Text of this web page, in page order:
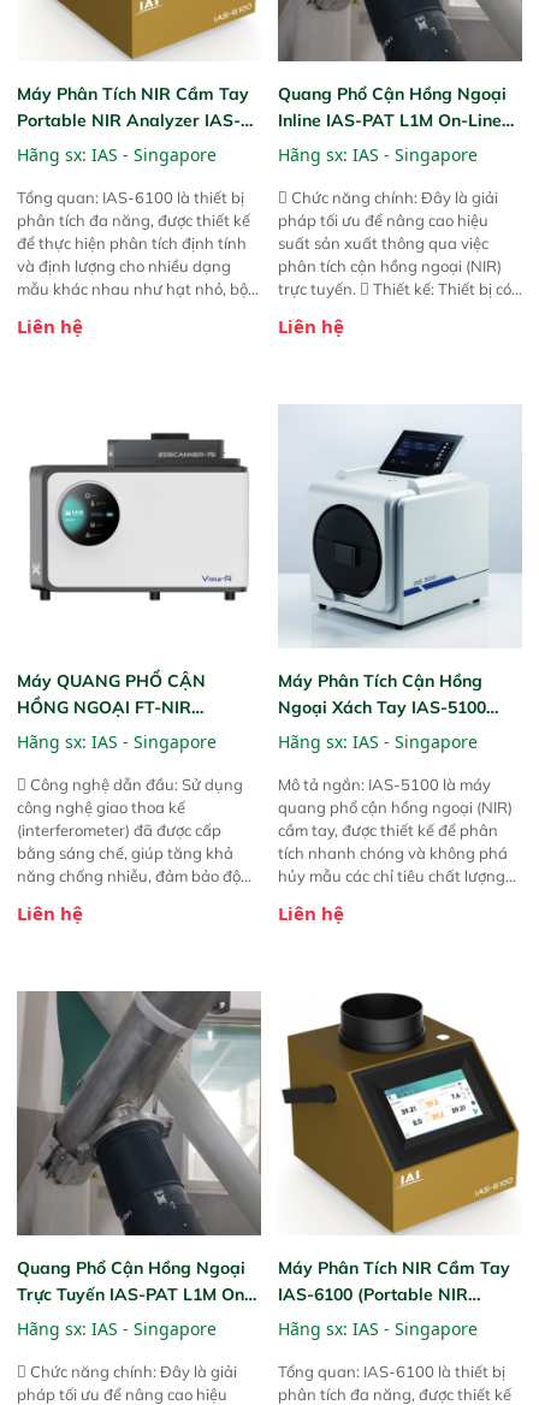
Máy Phân Tích NIR Cầm Tay
Portable NIR Analyzer IAS-
6100
Hãng sx: IAS - Singapore
Tổng quan: IAS-6100 là thiết bị
phân tích đa năng, được thiết kế
để thực hiện phân tích định tính
và định lượng cho nhiều dạng
mẫu khác nhau như hạt nhỏ, bột,
này cho phép bất kỳ ai cũng có
thức ăn chăn nuôi, nguyên liệu
thực phẩm, nông sản,..
Liên hệ
Quang Phổ Cận Hồng Ngoại
Inline IAS-PAT L1M On-Line
NIR
Hãng sx: IAS - Singapore
 Chức năng chính: Đây là giải
pháp tối ưu để nâng cao hiệu
suất sản xuất thông qua việc
phân tích cận hồng ngoại (NIR)
trực tuyến.  Thiết kế: Thiết bị có
hỗ trợ tản nhiệt tăng cường và đã
năng theo dõi thông số theo thời
gian thực và trực quan hóa dữ
liệu để tăng chỉ số ROI cho doanh
Liên hệ
Máy QUANG PHỔ CẬN
HỒNG NGOẠI FT-NIR
Analyzer Vista-R
Hãng sx: IAS - Singapore
 Công nghệ dẫn đầu: Sử dụng
công nghệ giao thoa kế
(interferometer) đã được cấp
bằng sáng chế, giúp tăng khả
năng chống nhiễu, đảm bảo độ
Phạm vi ứng dụng rộng: Đáp ứng
ngành công nghiệp khác nhau. 
Độ nhạy cao: Trang bị đầu dò
InGaAs độ nhạy cao, cung cấp
phản hồi phổ tuyến tính đầy đủ,
đảm bảo độ chính xác và khả
năng lặp lại tối ưu.
Liên hệ
Máy Phân Tích Cận Hồng
Ngoại Xách Tay IAS-5100
(Portable NIR Analyzer)
Hãng sx: IAS - Singapore
Mô tả ngắn: IAS-5100 là máy
quang phổ cận hồng ngoại (NIR)
cầm tay, được thiết kế để phân
tích nhanh chóng và không phá
hủy mẫu các chỉ tiêu chất lượng
Thiết bị linh hoạt cho nhiều kịch
trực tiếp ngoài đồng ruộng.
Liên hệ
Quang Phổ Cận Hồng Ngoại
Trực Tuyến IAS-PAT L1M On-
Line NIR
Hãng sx: IAS - Singapore
 Chức năng chính: Đây là giải
pháp tối ưu để nâng cao hiệu
Máy Phân Tích NIR Cầm Tay
IAS-6100 (Portable NIR
Analyzer)
Hãng sx: IAS - Singapore
Tổng quan: IAS-6100 là thiết bị
phân tích đa năng, được thiết kế